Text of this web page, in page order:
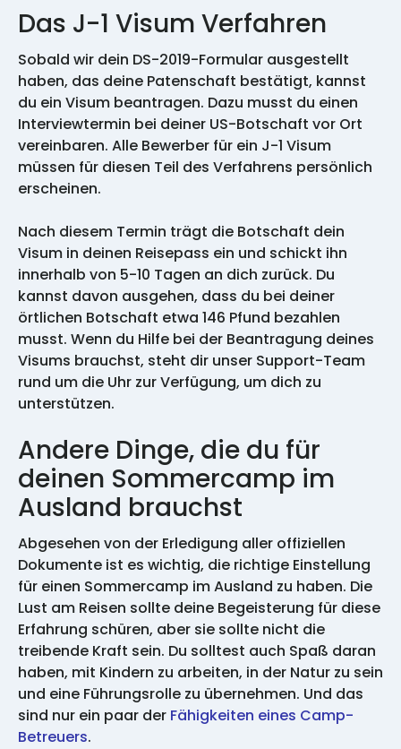
Das J-1 Visum Verfahren
Sobald wir dein DS-2019-Formular ausgestellt
haben, das deine Patenschaft bestätigt, kannst
du ein Visum beantragen. Dazu musst du einen
Interviewtermin bei deiner US-Botschaft vor Ort
vereinbaren. Alle Bewerber für ein J-1 Visum
müssen für diesen Teil des Verfahrens persönlich
erscheinen.
Nach diesem Termin trägt die Botschaft dein
Visum in deinen Reisepass ein und schickt ihn
innerhalb von 5-10 Tagen an dich zurück. Du
kannst davon ausgehen, dass du bei deiner
örtlichen Botschaft etwa 146 Pfund bezahlen
musst. Wenn du Hilfe bei der Beantragung deines
Visums brauchst, steht dir unser Support-Team
rund um die Uhr zur Verfügung, um dich zu
unterstützen.
Andere Dinge, die du für
deinen Sommercamp im
Ausland brauchst
Abgesehen von der Erledigung aller offiziellen
Dokumente ist es wichtig, die richtige Einstellung
für einen Sommercamp im Ausland zu haben. Die
Lust am Reisen sollte deine Begeisterung für diese
Erfahrung schüren, aber sie sollte nicht die
treibende Kraft sein. Du solltest auch Spaß daran
haben, mit Kindern zu arbeiten, in der Natur zu sein
und eine Führungsrolle zu übernehmen. Und das
sind nur ein paar der Fähigkeiten eines Camp-
Betreuers.